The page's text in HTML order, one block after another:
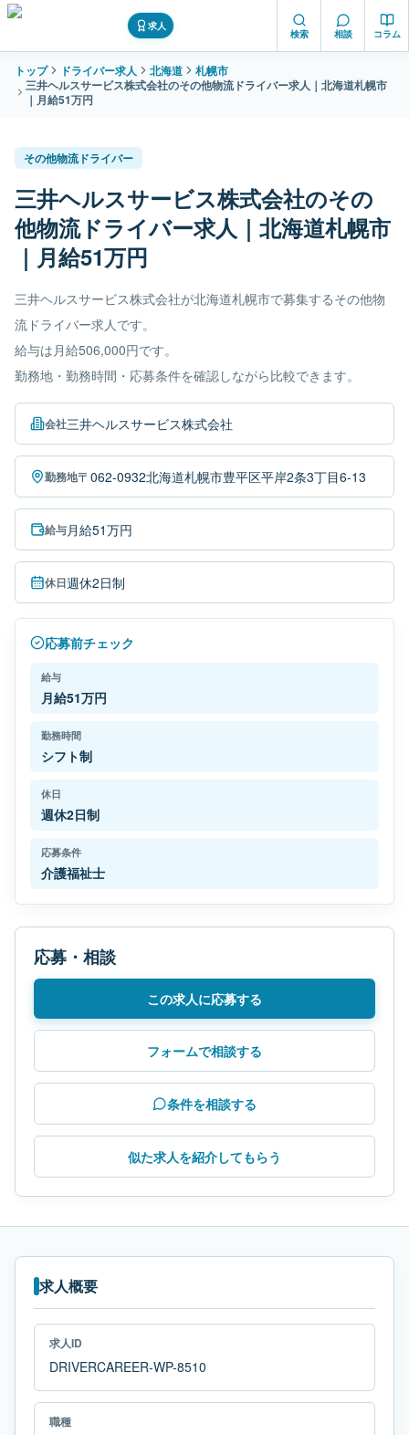
求人
検索 相談 コラム
トップ ドライバー求人 北海道
札幌市
三井ヘルスサービス株式会社のその他物流ドライバー求人｜北海道札幌市
｜月給51万円
その他物流ドライバー
三井ヘルスサービス株式会社のその
他物流ドライバー求人｜北海道札幌市
｜月給51万円
三井ヘルスサービス株式会社が北海道札幌市で募集するその他物
流ドライバー求人です。
給与は月給506,000円です。
勤務地・勤務時間・応募条件を確認しながら比較できます。
会社三井ヘルスサービス株式会社
勤務地〒062-0932北海道札幌市豊平区平岸2条3丁目6-13
給与月給51万円
休日週休2日制
応募前チェック
給与
月給51万円
勤務時間
シフト制
休日
週休2日制
応募条件
介護福祉士
応募・相談
この求人に応募する
フォームで相談する
条件を相談する
似た求人を紹介してもらう
求人概要
求人ID
DRIVERCAREER-WP-8510
職種